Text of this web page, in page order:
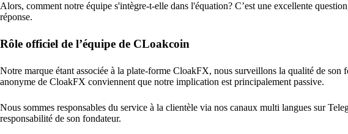
Alors, comment notre équipe s'intègre-t-elle dans l'équation? C’est une excellente
réponse.
Rôle officiel de l’équipe de CLoakcoin
Notre marque étant associée à la plate-forme CloakFX, nous surveillons la qualité de
anonyme de CloakFX conviennent que notre implication est principalement passive.
Nous sommes responsables du service à la clientèle via nos canaux multi langues sur
responsabilité de son fondateur.